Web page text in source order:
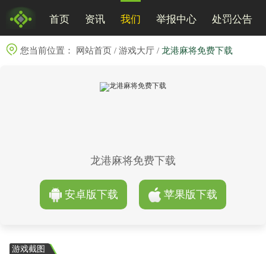
首页 资讯 我们 举报中心 处罚公告
您当前位置： 网站首页 / 游戏大厅 / 龙港麻将免费下载
龙港麻将免费下载
安卓版下载 苹果版下载
游戏截图